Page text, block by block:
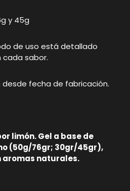
y 45g
de uso está detallado
sabor.
desde fecha de fabricación.
limón. Gel a base de
(50g/76gr; 30gr/45gr),
aromas naturales.